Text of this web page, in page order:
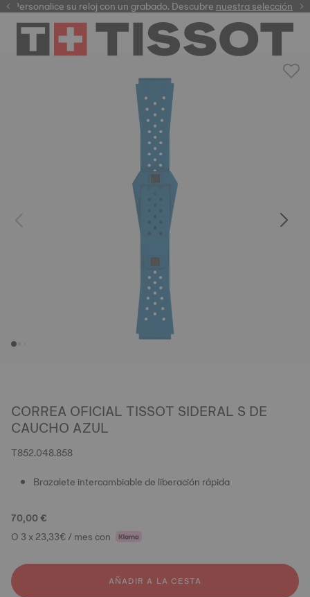
Personalice su reloj con un grabado. Descubrenuestra selección
garantía digital
CORREA OFICIAL TISSOT SIDERAL S DE
CAUCHO AZUL
T852.048.858
Brazalete intercambiable de liberación rápida
70,00 €
O 3 x 23,33€ / mes con
AÑADIR A LA CESTA